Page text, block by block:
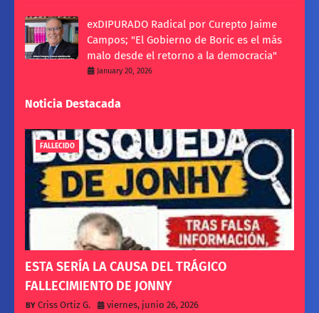
exDIPURADO Radical por Curepto Jaime
Campos; "El Gobierno de Boric es el más
malo desde el retorno a la democracia"
January 20, 2026
Noticia Destacada
FALLECIDO
ESTA SERÍA LA CAUSA DEL TRÁGICO
FALLECIMIENTO DE JONNY
Criss Ortiz G. viernes, junio 26, 2026